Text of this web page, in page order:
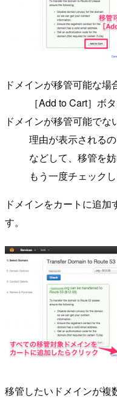
ドメインが移管可能な場
［Add to Cart］ボ
ドメインが移管可能でな
理由が表示される
などして、移管を
もう一度チェック
ドメインをカートに追
す。
移管したいドメインが複